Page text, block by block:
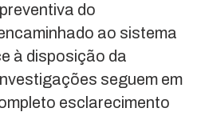
do
ao sistema
à disposição da
seguem em
esclarecimento